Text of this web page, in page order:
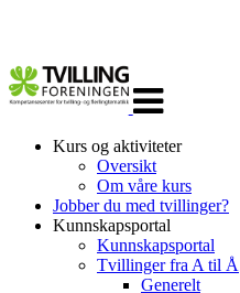
navigasjon
Kurs og aktiviteter
Oversikt
Om våre kurs
Jobber du med tvillinger?
Kunnskapsportal
Kunnskapsportal
Tvillinger fra A til Å
Generelt